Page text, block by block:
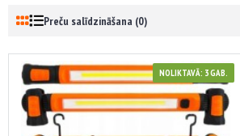
Preču salīdzināšana (0)
NOLIKTAVĀ: 3 GAB.